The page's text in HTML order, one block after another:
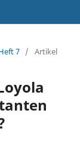
7 / Artikel